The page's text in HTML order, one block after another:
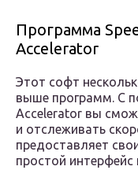
Программа
Accelerator
Этот софт
выше программ. С
Accelerator вы
и отслеживать
предоставляет
простой